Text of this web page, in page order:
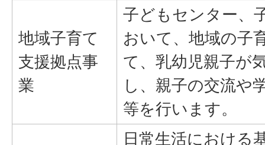
地域子育て
支援拠点事
業
子どもセンター、
おいて、地域の子
て、乳幼児親子が
し、親子の交流や
等を行います。
日常生活における